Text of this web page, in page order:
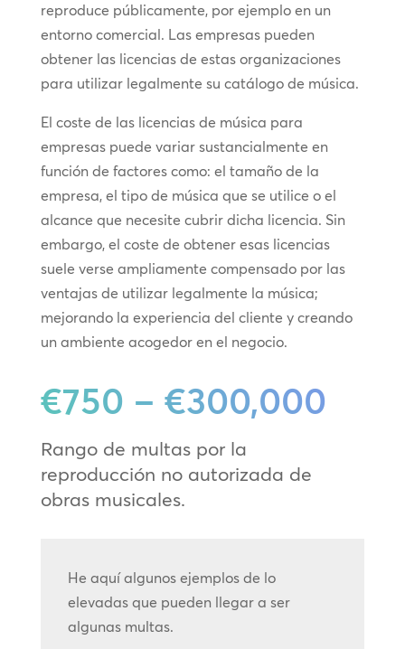
reproduce públicamente, por ejemplo en un
entorno comercial. Las empresas pueden
obtener las licencias de estas organizaciones
para utilizar legalmente su catálogo de música.
El coste de las licencias de música para
empresas puede variar sustancialmente en
función de factores como: el tamaño de la
empresa, el tipo de música que se utilice o el
alcance que necesite cubrir dicha licencia. Sin
embargo, el coste de obtener esas licencias
suele verse ampliamente compensado por las
ventajas de utilizar legalmente la música;
mejorando la experiencia del cliente y creando
un ambiente acogedor en el negocio.
€750 – €300,000
Rango de multas por la
reproducción no autorizada de
obras musicales.
He aquí algunos ejemplos de lo
elevadas que pueden llegar a ser
algunas multas.